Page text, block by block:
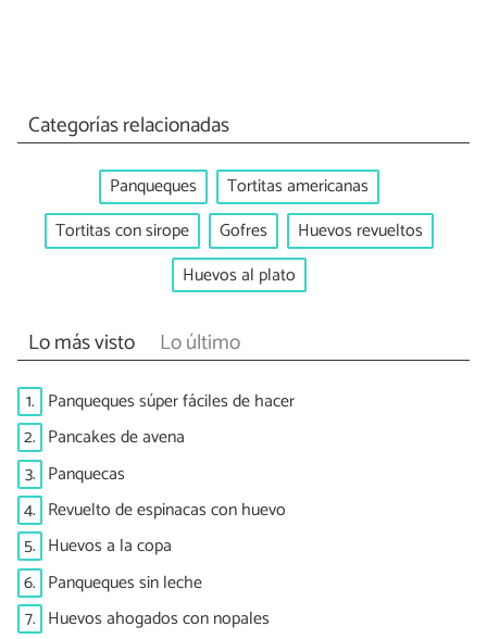
Categorías relacionadas
Panqueques
Tortitas americanas
Tortitas con sirope
Gofres
Huevos revueltos
Huevos al plato
Lo más visto Lo último
1. Panqueques súper fáciles de hacer
2. Pancakes de avena
3. Panquecas
4. Revuelto de espinacas con huevo
5. Huevos a la copa
6. Panqueques sin leche
7. Huevos ahogados con nopales